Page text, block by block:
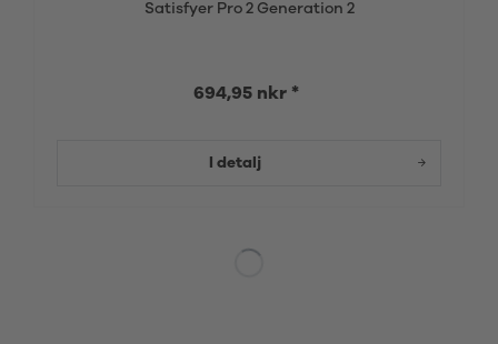
Satisfyer Pro 2 Generation 2
694,95 nkr *
I detalj